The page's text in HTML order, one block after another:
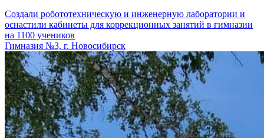
Создали робототехническую и инженерную лаборатории и
оснастили кабинеты для коррекционных занятий в гимназии
на 1100 учеников
Гимназия №3, г. Новосибирск